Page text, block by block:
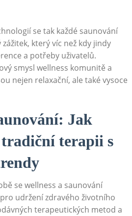
se tak každé⁣ saunování⁣
který víc než kdy jindy
a potřeby uživatelů.
smysl wellness komunitě‍ a
nejen relaxační,​ ale také vysoce
Jak
terapii s
se wellness a saunování
udržení zdravého životního
terapeutických metod a⁤